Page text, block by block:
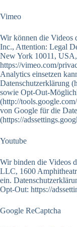
Vimeo
Wir können die Videos
Inc., Attention: Legal
New York 10011,
https://vimeo.com/
Analytics einsetzen
Datenschutzerklärung
sowie Opt-Out-
(http://
von Google für die
(https://
Youtube
Wir binden die Videos
LLC, 1600
ein.
Opt-Out: https://
Google ReCaptcha